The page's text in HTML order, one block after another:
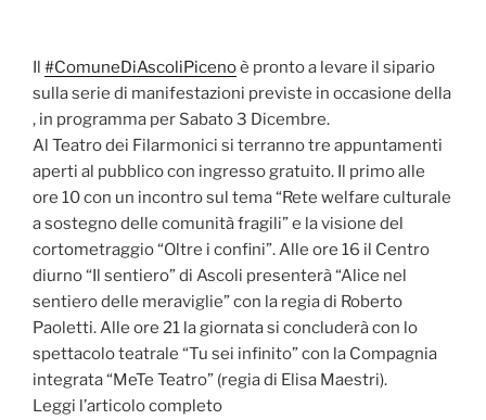
Il #ComuneDiAscoliPicenoè pronto a levare il sipario
sulla serie di manifestazioni previste in occasione della
, in programma per Sabato 3 Dicembre.
Al Teatro dei Filarmonici si terranno tre appuntamenti
aperti al pubblico con ingresso gratuito. Il primo alle
ore 10 con un incontro sul tema “Rete welfare culturale
a sostegno delle comunità fragili” e la visione del
cortometraggio “Oltre i confini”. Alle ore 16 il Centro
diurno “Il sentiero” di Ascoli presenterà “Alice nel
sentiero delle meraviglie” con la regia di Roberto
Paoletti. Alle ore 21 la giornata si concluderà con lo
spettacolo teatrale “Tu sei infinito” con la Compagnia
integrata “MeTe Teatro” (regia di Elisa Maestri).
Leggi l’articolo completo